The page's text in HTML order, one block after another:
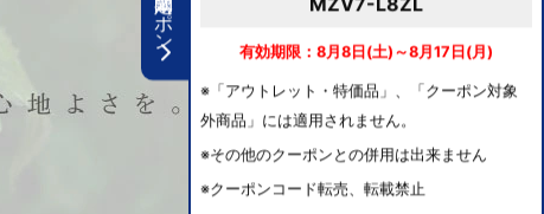
有効期限：8月8日(土)～8月17日(月)
※「アウトレット・特価品」、「クーポン対象
外商品」には適用されません。
※その他のクーポンとの併用は出来ません
※クーポンコード転売、転載禁止